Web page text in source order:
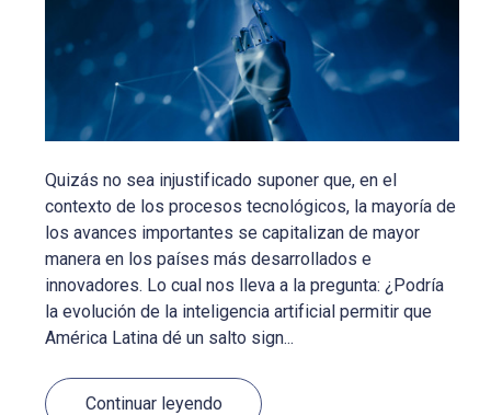
Quizás no sea injustificado suponer que, en el
contexto de los procesos tecnológicos, la mayoría de
los avances importantes se capitalizan de mayor
manera en los países más desarrollados e
innovadores. Lo cual nos lleva a la pregunta: ¿Podría
la evolución de la inteligencia artificial permitir que
América Latina dé un salto sign...
Continuar leyendo